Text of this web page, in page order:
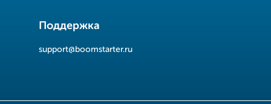
Поддержка
support@boomstarter.ru